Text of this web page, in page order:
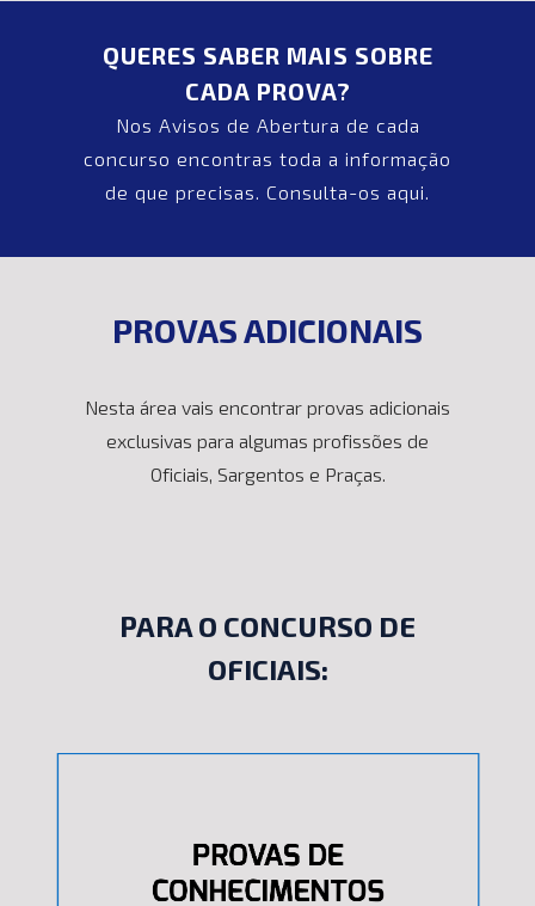
QUERES SABER MAIS SOBRE
CADA PROVA?
Nos Avisos de Abertura de cada
concurso encontras toda a informação
de que precisas. Consulta-os aqui.
PROVAS ADICIONAIS
Nesta área vais encontrar provas adicionais
exclusivas para algumas profissões de
Oficiais, Sargentos e Praças.
PARA O CONCURSO DE
OFICIAIS: